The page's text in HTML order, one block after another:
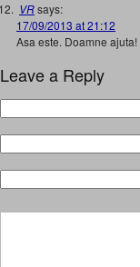
VRsays:
17/09/2013 at 21:12
Asa este. Doamne ajuta!
Leave a Reply